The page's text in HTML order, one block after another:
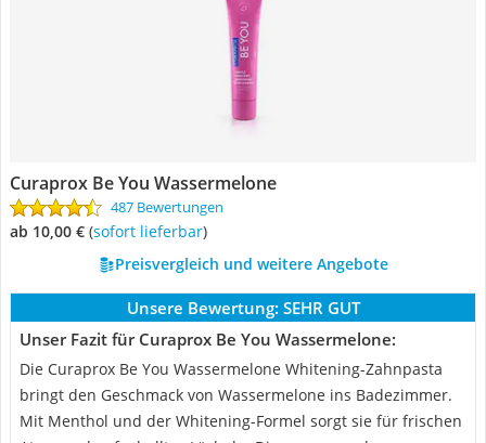
Curaprox Be You Wassermelone
487 Bewertungen
ab 10,00 € ( Sofort lieferbar)
Preisvergleich und weitere Angebote
Unsere Bewertung: SEHR GUT
Unser Fazit für Curaprox Be You Wassermelone:
Die Curaprox Be You Wassermelone Whitening-Zahnpasta
bringt den Geschmack von Wassermelone ins Badezimmer.
Mit Menthol und der Whitening-Formel sorgt sie für frischen